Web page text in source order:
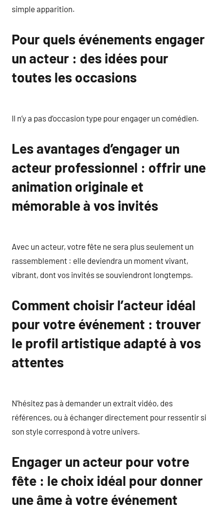
simple apparition.
Pour quels événements engager
un acteur : des idées pour
toutes les occasions
Il n’y a pas d’occasion type pour engager un comédien.
Les avantages d’engager un
acteur professionnel : offrir une
animation originale et
mémorable à vos invités
Avec un acteur, votre fête ne sera plus seulement un
rassemblement : elle deviendra un moment vivant,
vibrant, dont vos invités se souviendront longtemps.
Comment choisir l’acteur idéal
pour votre événement : trouver
le profil artistique adapté à vos
attentes
N’hésitez pas à demander un extrait vidéo, des
références, ou à échanger directement pour ressentir si
son style correspond à votre univers.
Engager un acteur pour votre
fête : le choix idéal pour donner
une âme à votre événement